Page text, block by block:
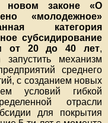
новом законе «О
«молодежное»
категория
субсидирование
от 20 до 40 лет,
механизм
среднего
с созданием новых
условий гибкой
отрасли
для покрытия